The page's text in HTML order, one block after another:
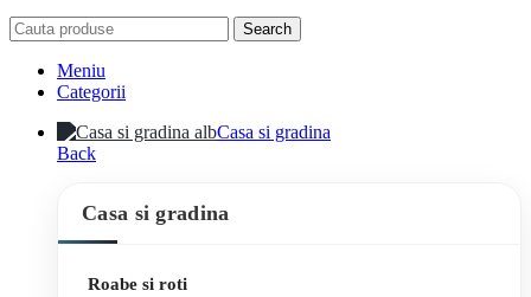
Search
Meniu
Categorii
Casa si gradina
Back
Casa si gradina
Roabe si roti